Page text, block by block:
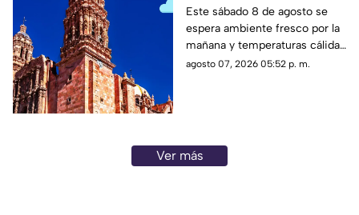
clima en Zacatecas
HOY sábado 8 de agosto
Este sábado 8 de agosto se
espera ambiente fresco por la
mañana y temperaturas cálidas
por la tarde; el clima en
agosto 07, 2026 05:52 p. m.
Ver más